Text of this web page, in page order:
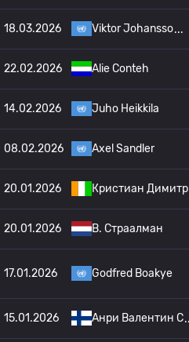
18.03.2026 Viktor Johansso
22.02.2026 Alie Conteh
14.02.2026 Juho Heikkila
08.02.2026 Axel Sandler
20.01.2026 Кристиан Димитр
20.01.2026 B. Страалман
17.01.2026 Godfred Boakye
15.01.2026 Анри Валентин С